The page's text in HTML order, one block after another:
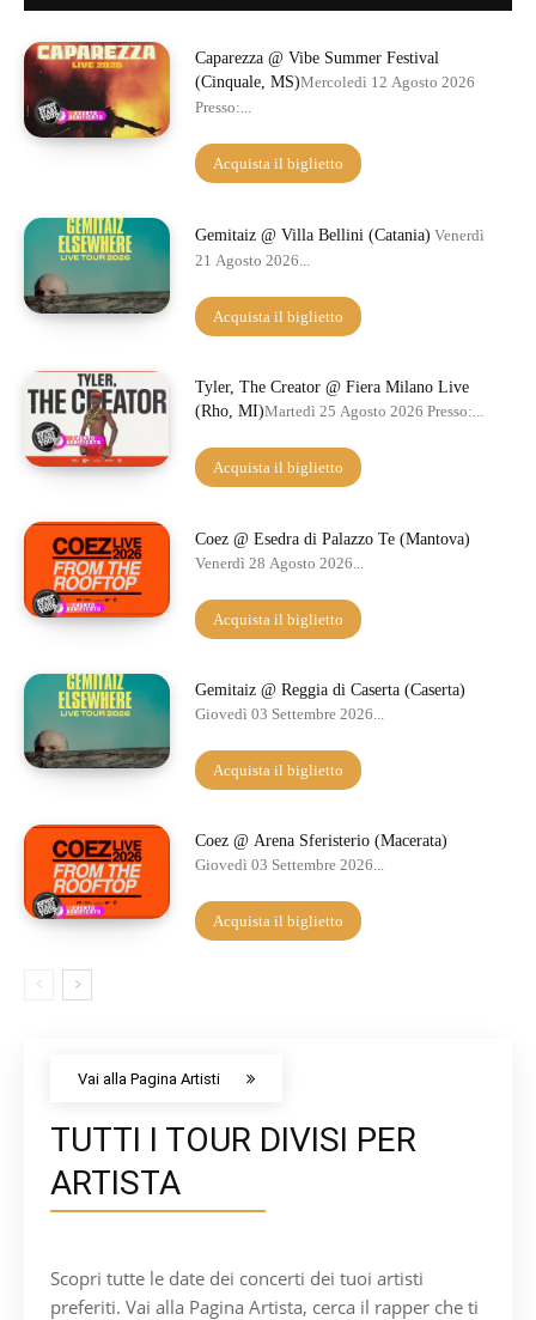
Caparezza @ Vibe Summer Festival
(Cinquale, MS)Mercoledì 12 Agosto 2026
Presso:...
Acquista il biglietto
Gemitaiz @ Villa Bellini (Catania) Venerdì
21 Agosto 2026...
Acquista il biglietto
Tyler, The Creator @ Fiera Milano Live
(Rho, MI)Martedì 25 Agosto 2026 Presso:...
Acquista il biglietto
Coez @ Esedra di Palazzo Te (Mantova)
Venerdì 28 Agosto 2026...
Acquista il biglietto
Gemitaiz @ Reggia di Caserta (Caserta)
Giovedì 03 Settembre 2026...
Acquista il biglietto
Coez @ Arena Sferisterio (Macerata)
Giovedì 03 Settembre 2026...
Acquista il biglietto
Vai alla Pagina Artisti
TUTTI I TOUR DIVISI PER
ARTISTA
Scopri tutte le date dei concerti dei tuoi artisti
preferiti. Vai alla Pagina Artista, cerca il rapper che ti